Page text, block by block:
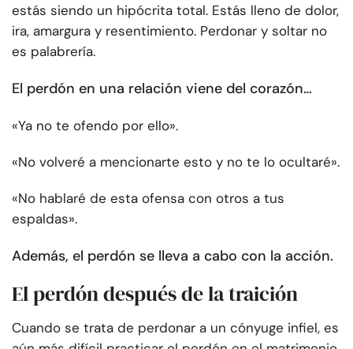
estás siendo un hipócrita total. Estás lleno de dolor,
ira, amargura y resentimiento. Perdonar y soltar no
es palabrería.
El perdón en una relación viene del corazón…
«Ya no te ofendo por ello».
«No volveré a mencionarte esto y no te lo ocultaré».
«No hablaré de esta ofensa con otros a tus
espaldas».
Además, el perdón se lleva a cabo con la acción.
El perdón después de la traición
Cuando se trata de perdonar a un cónyuge infiel, es